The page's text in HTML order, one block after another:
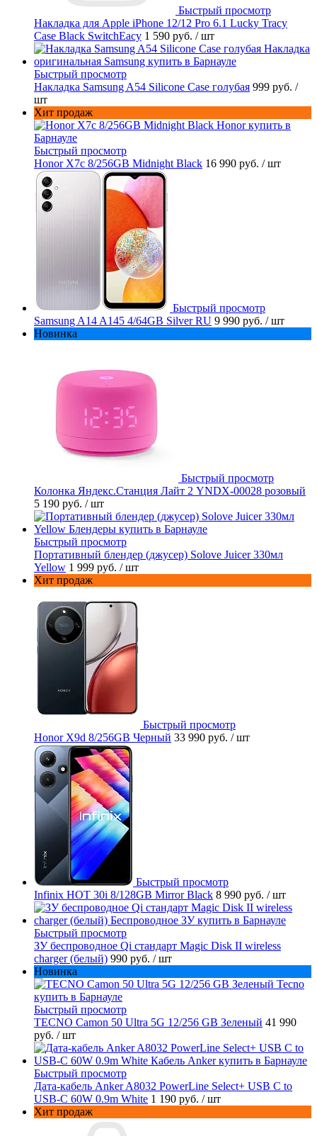
Быстрый просмотр
Накладка для Apple iPhone 12/12 Pro 6.1 Lucky Tracy
Case Black SwitchEacy 1 590 руб. / шт
Быстрый просмотр
Накладка Samsung A54 Silicone Case голубая 999 руб. /
шт
Хит продаж
Быстрый просмотр
Honor X7c 8/256GB Midnight Black 16 990 руб. / шт
Быстрый просмотр
Samsung A14 A145 4/64GB Silver RU 9 990 руб. / шт
Новинка
Быстрый просмотр
Колонка Яндекс.Станция Лайт 2 YNDX-00028 розовый
5 190 руб. / шт
Быстрый просмотр
Портативный блендер (джусер) Solove Juicer 330мл
Yellow 1 999 руб. / шт
Хит продаж
Быстрый просмотр
Honor X9d 8/256GB Черный 33 990 руб. / шт
Быстрый просмотр
Infinix HOT 30i 8/128GB Mirror Black 8 990 руб. / шт
Быстрый просмотр
ЗУ беспроводное Qi стандарт Magic Disk II wireless
charger (белый) 990 руб. / шт
Новинка
Быстрый просмотр
TECNO Camon 50 Ultra 5G 12/256 GB Зеленый 41 990
руб. / шт
Быстрый просмотр
Дата-кабель Anker A8032 PowerLine Select+ USB C to
USB-C 60W 0.9m White 1 190 руб. / шт
Хит продаж